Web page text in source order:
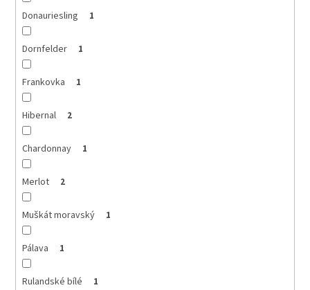
Donauriesling 1
Dornfelder 1
Frankovka 1
Hibernal 2
Chardonnay 1
Merlot 2
Muškát moravský 1
Pálava 1
Rulandské bílé 1